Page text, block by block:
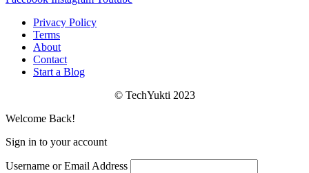
Privacy Policy
Terms
About
Contact
Start a Blog
© TechYukti 2023
Welcome Back!
Sign in to your account
Username or Email Address